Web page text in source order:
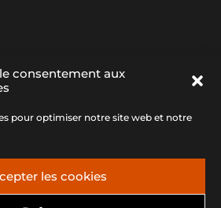
consentement aux
pour optimiser notre site web et notre
les cookies